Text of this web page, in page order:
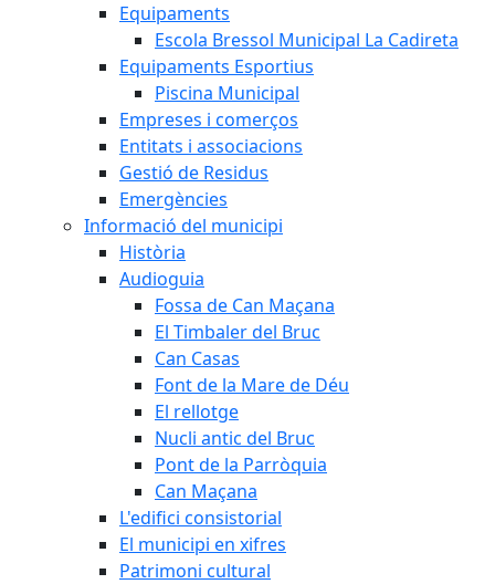
Equipaments
Escola Bressol Municipal La Cadireta
Equipaments Esportius
Piscina Municipal
Empreses i comerços
Entitats i associacions
Gestió de Residus
Emergències
Informació del municipi
Història
Audioguia
Fossa de Can Maçana
El Timbaler del Bruc
Can Casas
Font de la Mare de Déu
El rellotge
Nucli antic del Bruc
Pont de la Parròquia
Can Maçana
L'edifici consistorial
El municipi en xifres
Patrimoni cultural